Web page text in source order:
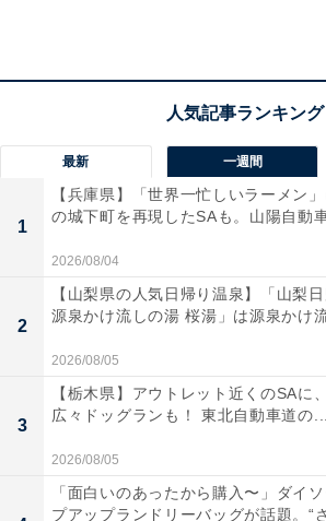
「Pacific DRIVE-IN（パシフィックド
ベーカリーで、食パンやバゲットなど
近年人気のマリトッツォ、惣菜パン
き立てパンが並びます。
最新 一週間
1
【兵庫県】「世界一忙しいラーメン
の城下町を再現したSAも。山陽自動
2026/08/04
2
【山梨県の人気日帰り温泉】「山梨
源泉かけ流しの湯 桜湯」は源泉かけ
2026/08/05
3
【栃木県】アウトレット近くのSAに
広々ドッグランも！ 東北自動車道の...
2026/08/05
「面白いのあったから購入〜」ダイ
プアップランドリーバッグが話題。“